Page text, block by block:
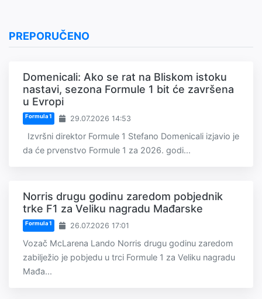
PREPORUČENO
Domenicali: Ako se rat na Bliskom istoku
nastavi, sezona Formule 1 bit će završena
u Evropi
Formula 1 29.07.2026 14:53
Izvršni direktor Formule 1 Stefano Domenicali izjavio je
da će prvenstvo Formule 1 za 2026. godi...
Norris drugu godinu zaredom pobjednik
trke F1 za Veliku nagradu Mađarske
Formula 1 26.07.2026 17:01
Vozač McLarena Lando Norris drugu godinu zaredom
zabilježio je pobjedu u trci Formule 1 za Veliku nagradu
Mađa...